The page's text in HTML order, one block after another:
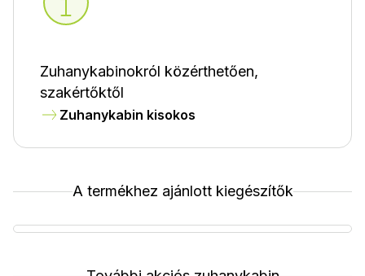
Zuhanykabinokról közérthetően,
szakértőktől
Zuhanykabin kisokos
A termékhez ajánlott kiegészítők